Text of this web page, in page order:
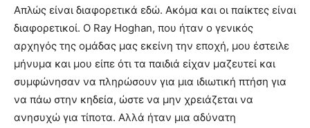
Απλώς είναι διαφορετικά εδώ. Ακόμα και οι παίκτες είναι
διαφορετικοί. Ο Ray Hoghan, που ήταν ο γενικός
αρχηγός της ομάδας μας εκείνη την εποχή, μου έστειλε
μήνυμα και μου είπε ότι τα παιδιά είχαν μαζευτεί και
συμφώνησαν να πληρώσουν για μια ιδιωτική πτήση για
να πάω στην κηδεία, ώστε να μην χρειάζεται να
ανησυχώ για τίποτα. Αλλά ήταν μια αδύνατη